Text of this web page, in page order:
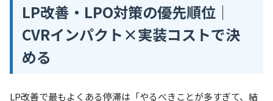
LP改善・LPO対策の優先順位｜
CVRインパクト×実装コストで決
める
LP改善で最もよくある停滞は「やるべきことが多すぎて、結